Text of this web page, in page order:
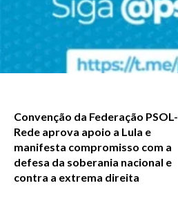
Convenção da Federação PSOL-
Rede aprova apoio a Lula e
manifesta compromisso com a
defesa da soberania nacional e
contra a extrema direita